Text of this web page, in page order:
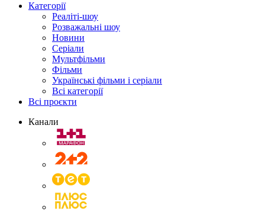
Категорії
Реаліті-шоу
Розважальні шоу
Новини
Серіали
Мультфільми
Фільми
Українські фільми і серіали
Всі категорії
Всі проєкти
Канали